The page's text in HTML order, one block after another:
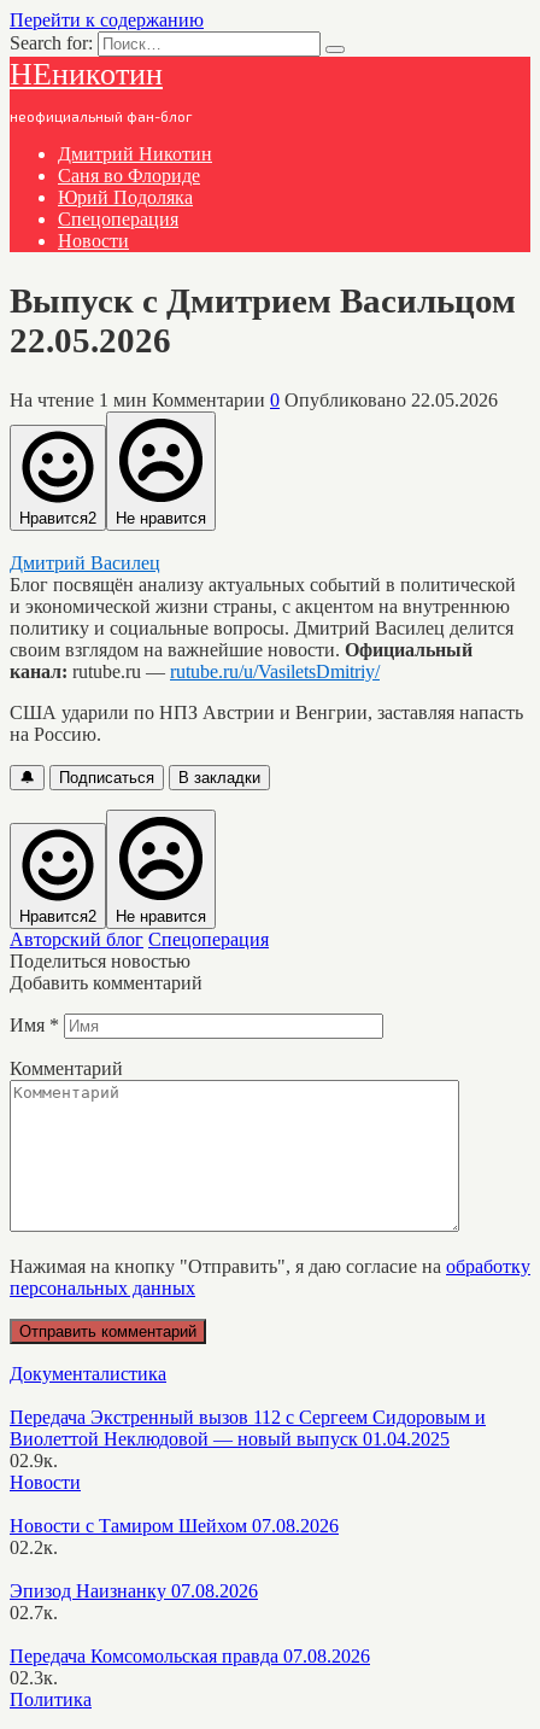
Перейти к содержанию
Search for:
НЕникотин
неофициальный фан-блог
Дмитрий Никотин
Саня во Флориде
Юрий Подоляка
Спецоперация
Новости
Выпуск с Дмитрием Васильцом
22.05.2026
На чтение 1 мин Комментарии 0 Опубликовано 22.05.2026
Нравится2 Не нравится
Дмитрий Василец
Блог посвящён анализу актуальных событий в политической
и экономической жизни страны, с акцентом на внутреннюю
политику и социальные вопросы. Дмитрий Василец делится
своим взглядом на важнейшие новости. Официальный
канал: rutube.ru — rutube.ru/u/VasiletsDmitriy/
США ударили по НПЗ Австрии и Венгрии, заставляя напасть
на Россию.
🔔 Подписаться В закладки
Нравится2 Не нравится
Авторский блог Спецоперация
Поделиться новостью
Добавить комментарий
Имя *
Комментарий
Нажимая на кнопку "Отправить", я даю согласие на обработку
персональных данных
Документалистика
Передача Экстренный вызов 112 с Сергеем Сидоровым и
Виолеттой Неклюдовой — новый выпуск 01.04.2025
02.9к.
Новости
Новости с Тамиром Шейхом 07.08.2026
02.2к.
Эпизод Наизнанку 07.08.2026
02.7к.
Передача Комсомольская правда 07.08.2026
02.3к.
Политика